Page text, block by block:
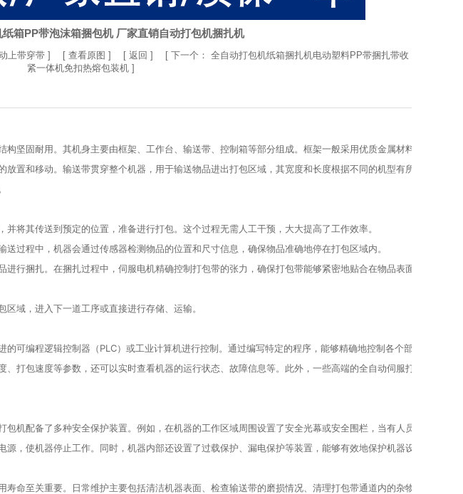
箱PP带泡沫箱捆包机 厂家直销自动打包机捆扎机
上带穿带 ] [ 查看原图 ] [ 返回 ] [ 下一个： 全自动打包机纸箱捆扎机电动塑料PP带捆扎带收
紧一体机免扣热熔包装机]
坚固耐用。其机身主要由框架、工作台、输送带、控制箱等部分组成。框架一般采用优质金属材料制成，经
置和移动。输送带贯穿整个机器，用于输送物品进出打包区域，其宽度和长度根据不同的机型有所差异，以
并将其传送到预定的位置，准备进行打包。这个过程无需人工干预，大大提高了工作效率。
送过程中，机器会通过传感器检测物品的位置和尺寸信息，确保物品准确地停在打包区域内。
进行捆扎。在捆扎过程中，伺服电机精确控制打包带的张力，确保打包带能够紧密地贴合在物品表面，同时又
域，进入下一道工序或直接进行存储、运输。
可编程逻辑控制器（PLC）或工业计算机进行控制。通过编写特定的程序，能够精确地控制各个部件的动作
打包速度等参数，还可以实时查看机器的运行状态、故障信息等。此外，一些高端的全自动伺服打包机还支
包机配备了多种安全保护装置。例如，在机器的工作区域周围设置了安全光幕或安全围栏，当有人员或物体进
源，使机器停止工作。同时，机器内部还设置了过载保护、漏电保护等装置，能够有效地保护机器设备和人员
寿命至关重要。日常维护主要包括清洁机器表面、检查输送带的磨损情况、清理打包带通道内的杂物等。定期